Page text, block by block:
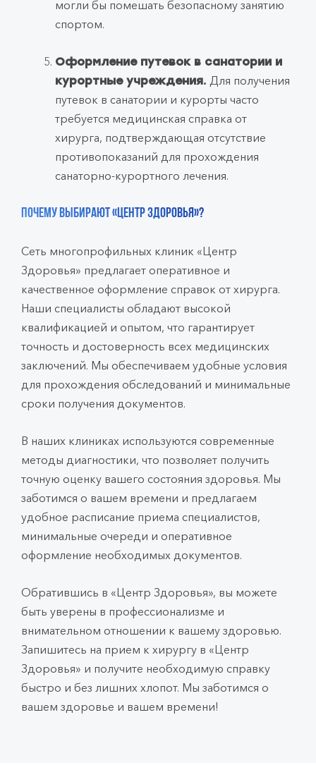
могли бы помешать безопасному занятию
спортом.
Оформление путевок в санатории и
курортные учреждения. Для получения
путевок в санатории и курорты часто
требуется медицинская справка от
хирурга, подтверждающая отсутствие
противопоказаний для прохождения
санаторно-курортного лечения.
Почему выбирают «Центр Здоровья»?
Сеть многопрофильных клиник «Центр
Здоровья» предлагает оперативное и
качественное оформление справок от хирурга.
Наши специалисты обладают высокой
квалификацией и опытом, что гарантирует
точность и достоверность всех медицинских
заключений. Мы обеспечиваем удобные условия
для прохождения обследований и минимальные
сроки получения документов.
В наших клиниках используются современные
методы диагностики, что позволяет получить
точную оценку вашего состояния здоровья. Мы
заботимся о вашем времени и предлагаем
удобное расписание приема специалистов,
минимальные очереди и оперативное
оформление необходимых документов.
Обратившись в «Центр Здоровья», вы можете
быть уверены в профессионализме и
внимательном отношении к вашему здоровью.
Запишитесь на прием к хирургу в «Центр
Здоровья» и получите необходимую справку
быстро и без лишних хлопот. Мы заботимся о
вашем здоровье и вашем времени!